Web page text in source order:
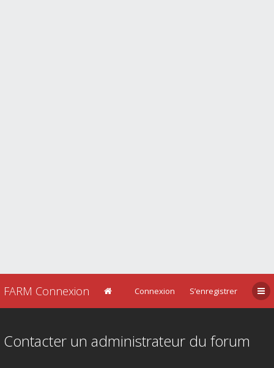
FARM Connexion Connexion S’enregistrer
Contacter un administrateur du forum